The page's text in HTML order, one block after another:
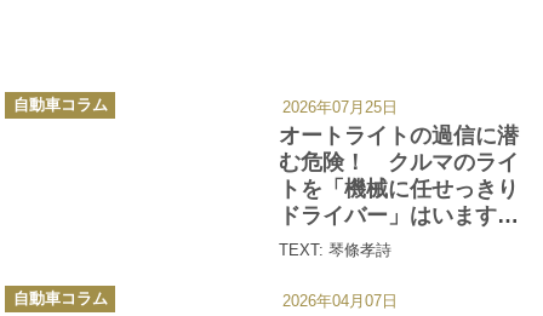
オートライトの過信に潜
む危険！ クルマのライ
トを「機械に任せっきり
ドライバー」はいますぐ
見直し!!
TEXT: 琴條孝詩
カ
テ
自動車コラム 2026年07月25日
カ
テ
自動車コラム 2026年04月07日